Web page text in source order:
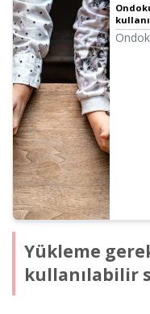
ve
Yükleme
kullanılabilir